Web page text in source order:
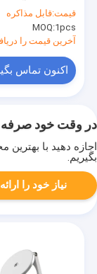
داد و جمع کرد
قیمت:قابل مذاکره
MOQ:1pcs
آخرین قیمت را
اکنون تماس
در وقت خود صرفه
اجازه دهید با
بگیریم.
نیاز خود را